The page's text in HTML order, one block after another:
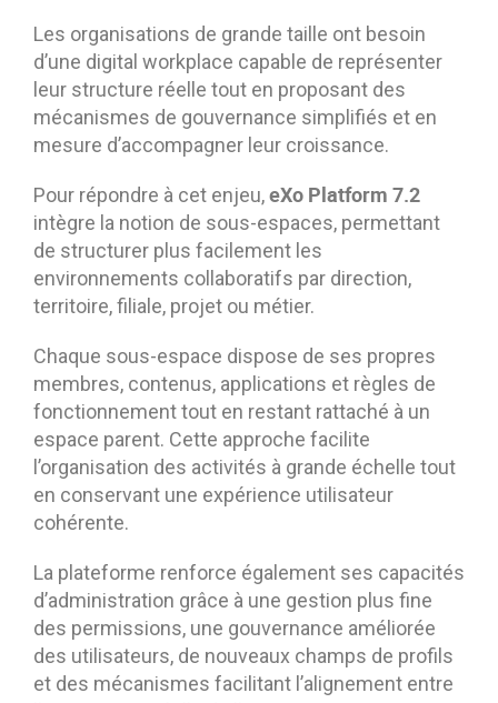
Les organisations de grande taille ont besoin
d’une digital workplace capable de représenter
leur structure réelle tout en proposant des
mécanismes de gouvernance simplifiés et en
mesure d’accompagner leur croissance.
Pour répondre à cet enjeu,eXo Platform 7.2
intègre la notion de sous-espaces, permettant
de structurer plus facilement les
environnements collaboratifs par direction,
territoire, filiale, projet ou métier.
Chaque sous-espace dispose de ses propres
membres, contenus, applications et règles de
fonctionnement tout en restant rattaché à un
espace parent. Cette approche facilite
l’organisation des activités à grande échelle tout
en conservant une expérience utilisateur
cohérente.
La plateforme renforce également ses capacités
d’administration grâce à une gestion plus fine
des permissions, une gouvernance améliorée
des utilisateurs, de nouveaux champs de profils
et des mécanismes facilitant l’alignement entre